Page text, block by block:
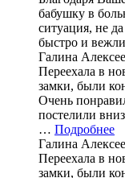
бабушку в
ситуация, не
быстро и
Галина
Переехала в
замки, были
Очень
постелили
… Подробнее
Галина
Переехала в
замки, были